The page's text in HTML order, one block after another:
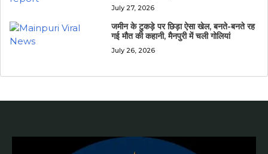
July 27, 2026
जमीन के टुकड़े पर छिड़ा ऐसा खेल, बनते-बनते रह
गई मौत की कहानी, मैनपुरी में चली गोलियां
July 26, 2026